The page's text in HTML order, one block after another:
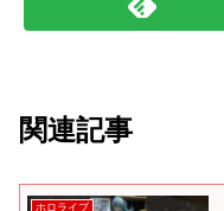
関連記事
ホロライブ